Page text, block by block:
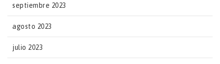
septiembre 2023
agosto 2023
julio 2023